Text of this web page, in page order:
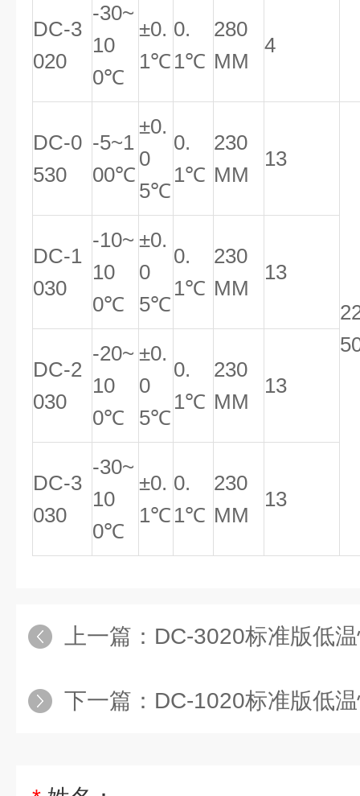
DC-3
020
-30~
10
0℃
±0.
1℃
0.
1℃
280
MM
4
DC-0
530
-5~1
00℃
±0.
0
5℃
0.
1℃
230
MM
13
DC-1
030
-10~
10
0℃
±0.
0
5℃
0.
1℃
230
MM
13
DC-2
030
-20~
10
0℃
±0.
0
5℃
0.
1℃
230
MM
13
DC-3
030
-30~
10
0℃
±0.
1℃
0.
1℃
230
MM
13
上一篇： DC-3020标准版低温恒
下一篇： DC-1020标准版低温恒温